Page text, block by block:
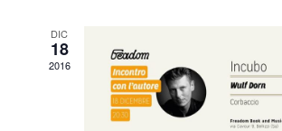
DIC
18
2016